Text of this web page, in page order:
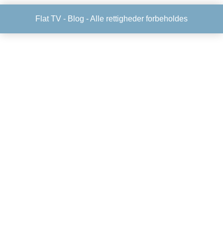
Flat TV - Blog - Alle rettigheder forbeholdes